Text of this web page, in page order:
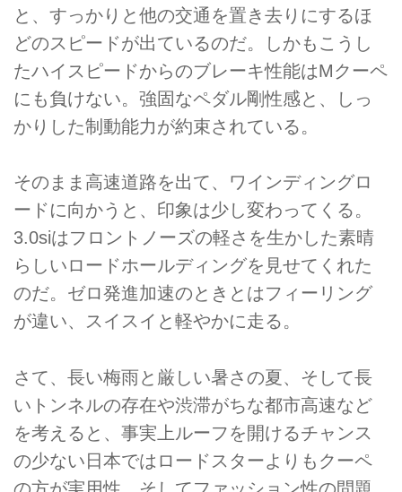
と、すっかりと他の交通を置き去りにするほ
どのスピードが出ているのだ。しかもこうし
たハイスピードからのブレーキ性能はMクーペ
にも負けない。強固なペダル剛性感と、しっ
かりした制動能力が約束されている。
そのまま高速道路を出て、ワインディングロ
ードに向かうと、印象は少し変わってくる。
3.0siはフロントノーズの軽さを生かした素晴
らしいロードホールディングを見せてくれた
のだ。ゼロ発進加速のときとはフィーリング
が違い、スイスイと軽やかに走る。
さて、長い梅雨と厳しい暑さの夏、そして長
いトンネルの存在や渋滞がちな都市高速など
を考えると、事実上ルーフを開けるチャンス
の少ない日本ではロードスターよりもクーペ
の方が実用性、そしてファッション性の問題